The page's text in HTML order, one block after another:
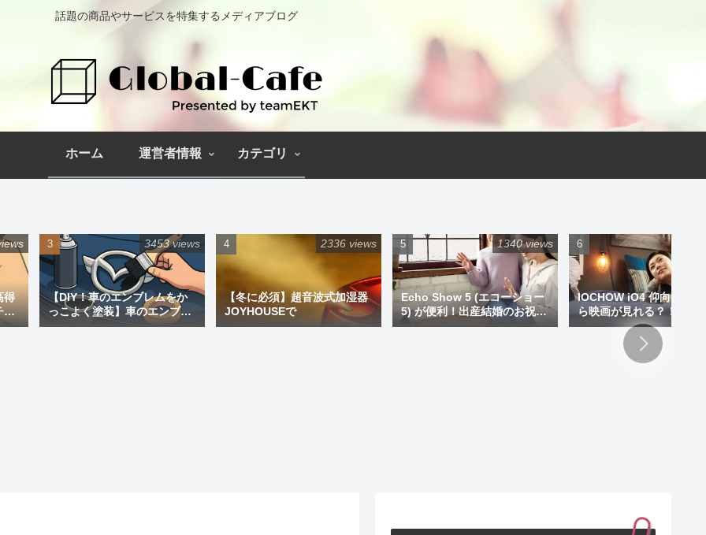
話題の商品やサービスを特集するメディアブログ
ホーム 運営者情報 カテゴリ
得
ペ
【DIY！車のエンブレムをか
っこよく塗装】車のエンブレ
ム塗装｜道具と失敗しない手
3453 views
【冬に必須】超音波式加湿器
JOYHOUSEで
2336 views
Echo Show 5 (エコーショー
5) が便利！出産結婚のお祝い
にプレゼントもアリです！
1340 views
IOCHOW iO4 仰向けで寝
ら映画が見れる？！ミニ
ジェクター